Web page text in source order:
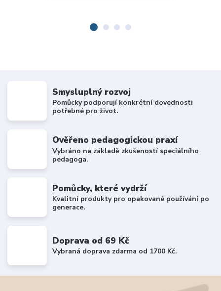
Smysluplný rozvoj
Pomůcky podporují konkrétní dovednosti
potřebné pro život.
Ověřeno pedagogickou praxí
Vybráno na základě zkušeností speciálního
pedagoga.
Pomůcky, které vydrží
Kvalitní produkty pro opakované používání po
generace.
Doprava od 69 Kč
Vybraná doprava zdarma od 1700 Kč.